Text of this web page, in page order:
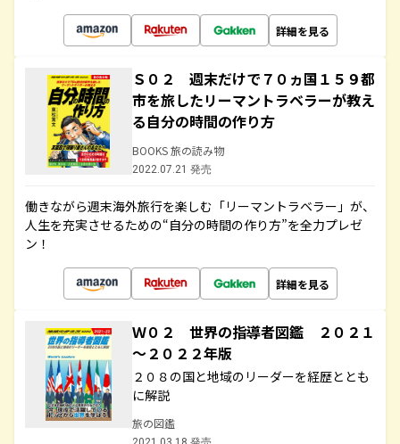
詳細を見る
Ｓ０２ 週末だけで７０ヵ国１５９都
市を旅したリーマントラベラーが教え
る自分の時間の作り方
BOOKS 旅の読み物
2022.07.21 発売
働きながら週末海外旅行を楽しむ「リーマントラベラー」が、
人生を充実させるための“自分の時間の作り方”を全力プレゼ
ン！
詳細を見る
Ｗ０２ 世界の指導者図鑑 ２０２１
～２０２２年版
２０８の国と地域のリーダーを経歴ととも
に解説
旅の図鑑